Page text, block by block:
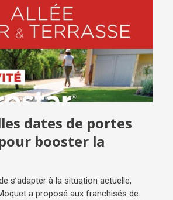
dates de portes
booster la
s’adapter à la situation actuelle,
a proposé aux franchisés de